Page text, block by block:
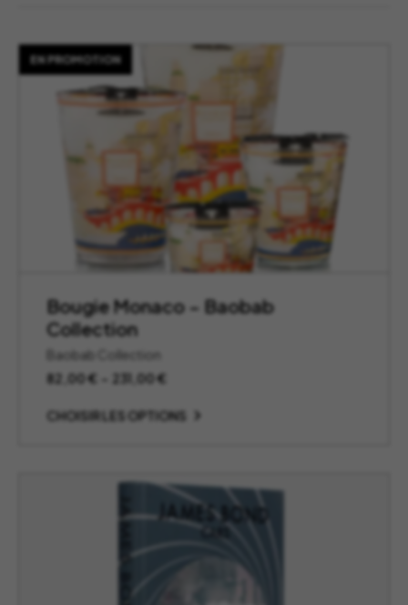
EN PROMOTION
Bougie Monaco – Baobab
Collection
Baobab Collection
82,00€ 231,00€
prix :
CHOISIR LES OPTIONS